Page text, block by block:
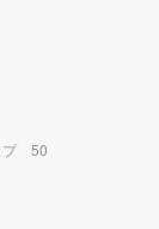
プ 50